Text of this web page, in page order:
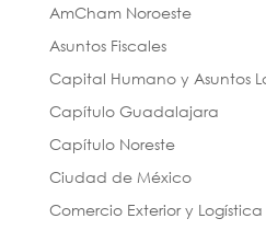
AmCham Noroeste
Asuntos Fiscales
Capital Humano y Asuntos
Capítulo Guadalajara
Capítulo Noreste
Ciudad de México
Comercio Exterior y Logística